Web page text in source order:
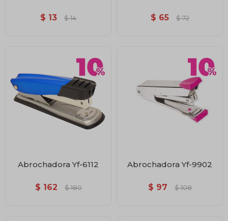
$ 13 $ 14 $ 65 $ 72
Abrochadora Yf-6112
$ 162 $ 180
Abrochadora Yf-9902
$ 97 $ 108